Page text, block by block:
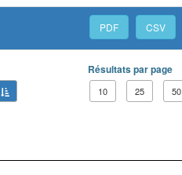
PDF CSV
Résultats par page
10 25 50